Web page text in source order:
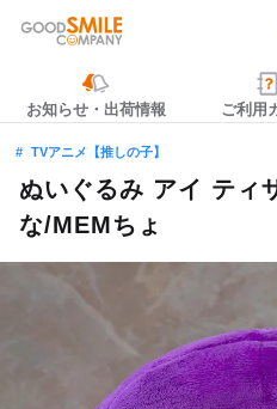
お知らせ・出荷情報 ご利用
TVアニメ【推しの子】
ぬいぐるみ アイ ティ
な/MEMちょ